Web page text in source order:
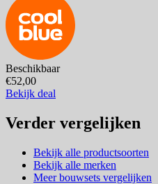
Beschikbaar
€52,00
Bekijk deal
Verder vergelijken
Bekijk alle productsoorten
Bekijk alle merken
Meer bouwsets vergelijken